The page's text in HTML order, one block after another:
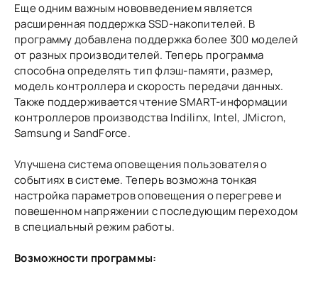
Еще одним важным нововведением является
расширенная поддержка SSD-накопителей. В
программу добавлена поддержка более 300 моделей
от разных производителей. Теперь программа
способна определять тип флэш-памяти, размер,
модель контроллера и скорость передачи данных.
Также поддерживается чтение SMART-информации
контроллеров производства Indilinx, Intel, JMicron,
Samsung и SandForce.
Улучшена система оповещения пользователя о
событиях в системе. Теперь возможна тонкая
настройка параметров оповещения о перегреве и
повешенном напряжении с последующим переходом
в специальный режим работы.
Возможности программы: